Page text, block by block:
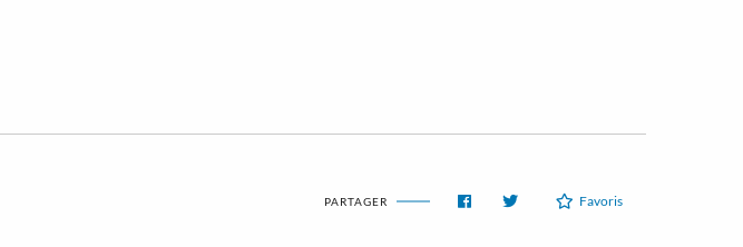
PARTAGER Favoris